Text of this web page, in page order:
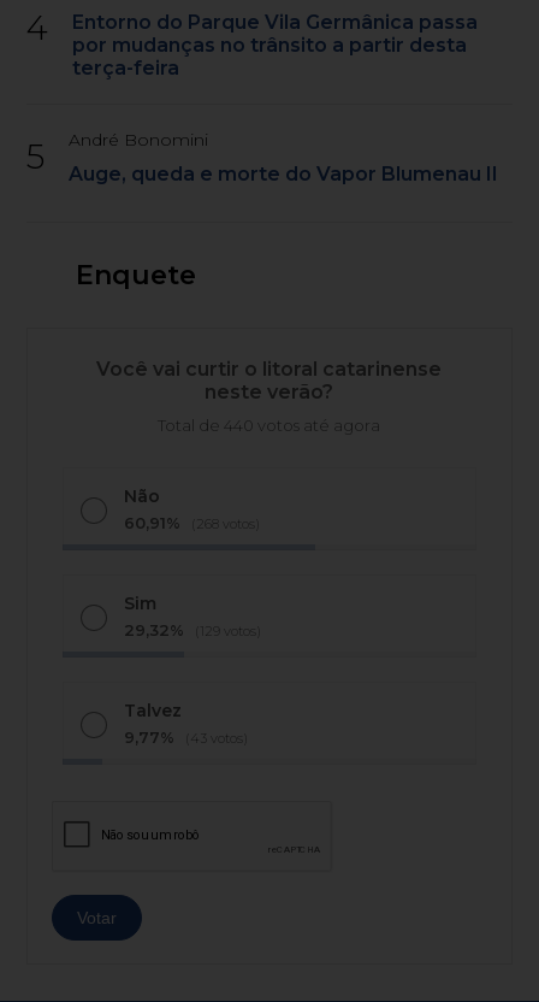
4
Entorno do Parque Vila Germânica passa
por mudanças no trânsito a partir desta
terça-feira
5 André Bonomini
Auge, queda e morte do Vapor Blumenau II
Enquete
Você vai curtir o litoral catarinense
neste verão?
Total de 440 votos até agora
Não
60,91% (268 votos)
Sim
29,32% (129 votos)
Talvez
9,77% (43 votos)